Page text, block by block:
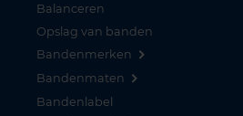
Balanceren
Opslag van banden
Bandenmerken
Bandenmaten
Bandenlabel